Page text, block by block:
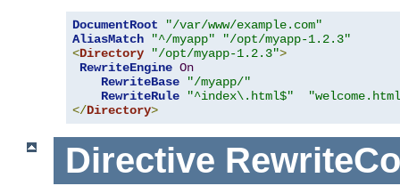
DocumentRoot
"/var/www/example.com"
AliasMatch
"^/myapp"
"/opt/myapp-1.2.3"
<Directory "/opt/myapp-1.2.3">
RewriteEngine On
RewriteBase
"/myapp/"
RewriteRule
"^index\.html$"
</Directory>
Directive